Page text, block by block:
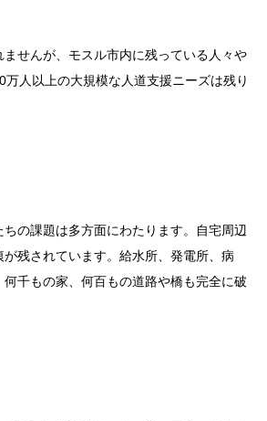
せんが、モスル市内に残っている人々や
人以上の大規模な人道支援ニーズは残り
の課題は多方面にわたります。自宅周辺
残されています。給水所、発電所、病
千もの家、何百もの道路や橋も完全に破